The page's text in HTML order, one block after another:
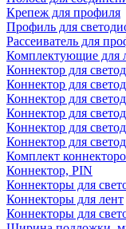
Крепеж для профиля
Профиль для
Рассеиватель для
Комплектующие для
Коннектор для
Коннектор для
Коннектор для
Коннектор для
Коннектор для
Коннектор для
Комплект
Коннектор, PIN
Коннекторы для
Коннекторы для лент
Коннекторы для